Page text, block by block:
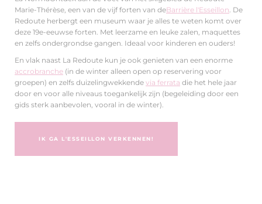
Marie-Thérèse, een van de vijf forten van deBarrière l'Esseillon. De
Redoute herbergt een museum waar je alles te weten komt over
deze 19e-eeuwse forten. Met leerzame en leuke zalen, maquettes
en zelfs ondergrondse gangen. Ideaal voor kinderen en ouders!
En vlak naast La Redoute kun je ook genieten van een enorme
accrobranche (in de winter alleen open op reservering voor
groepen) en zelfs duizelingwekkende via ferrata die het hele jaar
door en voor alle niveaus toegankelijk zijn (begeleiding door een
gids sterk aanbevolen, vooral in de winter).
IK GA L'ESSEILLON VERKENNEN!